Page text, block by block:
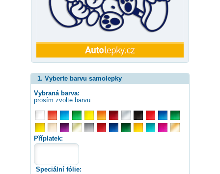
1. Vyberte barvu samolepky
Vybraná barva:
prosím zvolte barvu
Příplatek:
Speciální fólie: